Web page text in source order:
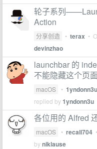
轮子系列
Action
分享创造 • terax •
devinzhao
launchbar 的
不能隐藏这个页
macOS • 1yndonn3u
replied by1yndonn3u
各位用的 Alfred
macOS • recall704 •
byniklause